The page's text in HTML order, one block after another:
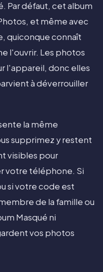
Par défaut, cet album
et même avec
quiconque connaît
l'ouvrir. Les photos
l'appareil, donc elles
à déverrouiller
la même
supprimez y restent
visibles pour
votre téléphone. Si
si votre code est
de la famille ou
Masqué ni
vos photos